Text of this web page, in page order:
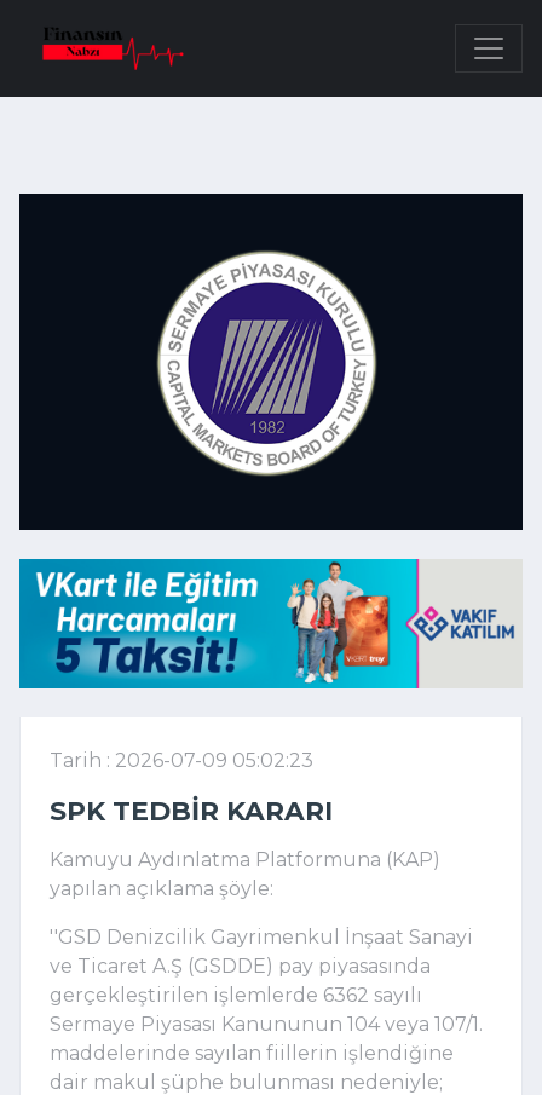
Tarih : 2026-07-09 05:02:23
SPK TEDBIR KARARI
Kamuyu Aydınlatma Platformuna (KAP)
yapılan açıklama şöyle:
''GSD Denizcilik Gayrimenkul İnşaat Sanayi
ve Ticaret A.Ş (GSDDE) pay piyasasında
gerçekleştirilen işlemlerde 6362 sayılı
Sermaye Piyasası Kanununun 104 veya 107/1.
maddelerinde sayılan fiillerin işlendiğine
dair makul şüphe bulunması nedeniyle;